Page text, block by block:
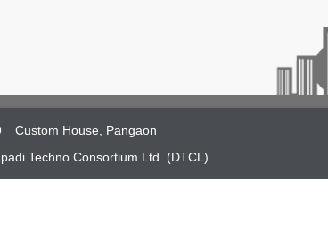
Custom House, Pangaon
Techno Consortium Ltd. (DTCL)